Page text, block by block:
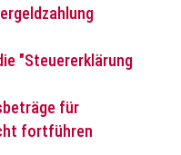
"Steuererklärung
für
fortführen